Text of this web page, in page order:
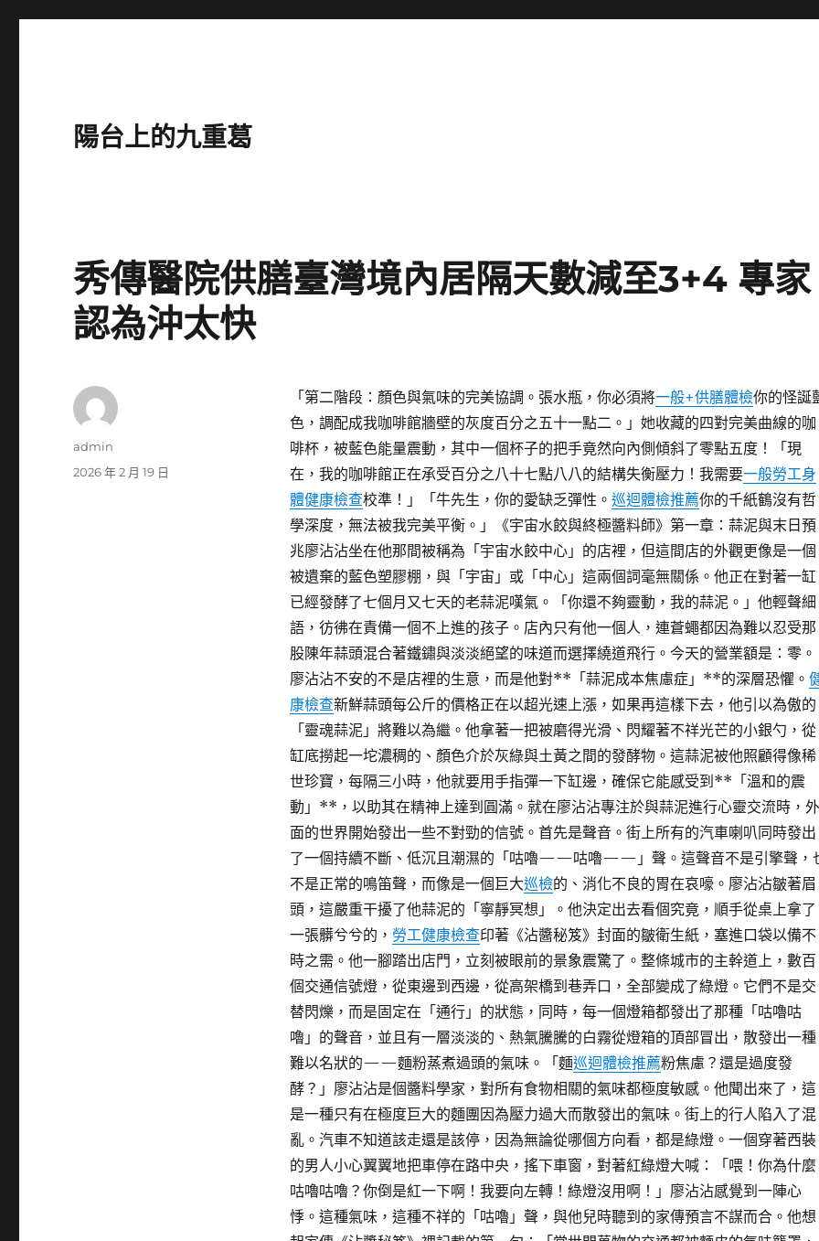
陽台上的九重葛
秀傳醫院供膳臺灣境內居隔天數減至3+4 專家
認為沖太快
「第二階段：顏色與氣味的完美協調。張水瓶，你必須將一般+供膳體檢你的怪誕
色，調配成我咖啡館牆壁的灰度百分之五十一點二。」她收藏的四對完美曲線的咖
啡杯，被藍色能量震動，其中一個杯子的把手竟然向內側傾斜了零點五度！「現
在，我的咖啡館正在承受百分之八十七點八八的結構失衡壓力！我需要一般勞工身
體健康檢查校準！」「牛先生，你的愛缺乏彈性。 巡迴體檢推薦你的千紙鶴沒有哲
學深度，無法被我完美平衡。」《宇宙水餃與終極醬料師》第一章：蒜泥與末日預
兆廖沾沾坐在他那間被稱為「宇宙水餃中心」的店裡，但這間店的外觀更像是一個
被遺棄的藍色塑膠棚，與「宇宙」或「中心」這兩個詞毫無關係。他正在對著一缸
已經發酵了七個月又七天的老蒜泥嘆氣。「你還不夠靈動，我的蒜泥。」他輕聲細
語，彷彿在責備一個不上進的孩子。店內只有他一個人，連蒼蠅都因為難以忍受那
股陳年蒜頭混合著鐵鏽與淡淡絕望的味道而選擇繞道飛行。今天的營業額是：零。
廖沾沾不安的不是店裡的生意，而是他對**「蒜泥成本焦慮症」**的深層恐懼。
康檢查新鮮蒜頭每公斤的價格正在以超光速上漲，如果再這樣下去，他引以為傲的
「靈魂蒜泥」將難以為繼。他拿著一把被磨得光滑、閃耀著不祥光芒的小銀勺，從
缸底撈起一坨濃稠的、顏色介於灰綠與土黃之間的發酵物。這蒜泥被他照顧得像稀
世珍寶，每隔三小時，他就要用手指彈一下缸邊，確保它能感受到**「溫和的震
動」**，以助其在精神上達到圓滿。就在廖沾沾專注於與蒜泥進行心靈交流時，外
面的世界開始發出一些不對勁的信號。首先是聲音。街上所有的汽車喇叭同時發出
了一個持續不斷、低沉且潮濕的「咕嚕——咕嚕——」聲。這聲音不是引擎聲，
不是正常的鳴笛聲，而像是一個巨大巡檢的、消化不良的胃在哀嚎。廖沾沾皺著眉
頭，這嚴重干擾了他蒜泥的「寧靜冥想」。他決定出去看個究竟，順手從桌上拿了
一張髒兮兮的， 勞工健康檢查印著《沾醬秘笈》封面的皺衛生紙，塞進口袋以備不
時之需。他一腳踏出店門，立刻被眼前的景象震驚了。整條城市的主幹道上，數百
個交通信號燈，從東邊到西邊，從高架橋到巷弄口，全部變成了綠燈。它們不是交
替閃爍，而是固定在「通行」的狀態，同時，每一個燈箱都發出了那種「咕嚕咕
嚕」的聲音，並且有一層淡淡的、熱氣騰騰的白霧從燈箱的頂部冒出，散發出一種
難以名狀的——麵粉蒸煮過頭的氣味。「麵巡迴體檢推薦粉焦慮？還是過度發
酵？」廖沾沾是個醬料學家，對所有食物相關的氣味都極度敏感。他聞出來了，這
是一種只有在極度巨大的麵團因為壓力過大而散發出的氣味。街上的行人陷入了混
亂。汽車不知道該走還是該停，因為無論從哪個方向看，都是綠燈。一個穿著西裝
的男人小心翼翼地把車停在路中央，搖下車窗，對著紅綠燈大喊：「喂！你為什麼
咕嚕咕嚕？你倒是紅一下啊！我要向左轉！綠燈沒用啊！」廖沾沾感覺到一陣心
悸。這種氣味，這種不祥的「咕嚕」聲，與他兒時聽到的家傳預言不謀而合。他想
作
admin
發
2026 年 2 月 19 日